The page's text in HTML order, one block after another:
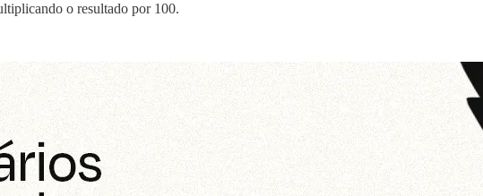
o resultado por 100.